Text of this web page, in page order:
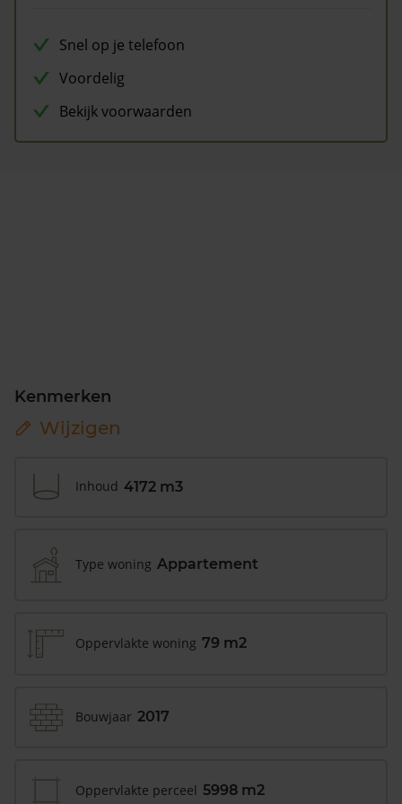
Snel op je telefoon
Voordelig
Bekijk voorwaarden
Kenmerken
Wijzigen
Inhoud 4172 m3
Type woning Appartement
Oppervlakte woning 79 m2
Bouwjaar 2017
Oppervlakte perceel 5998 m2